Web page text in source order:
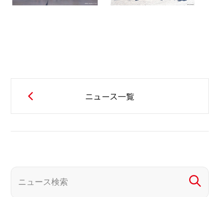
ニュース一覧